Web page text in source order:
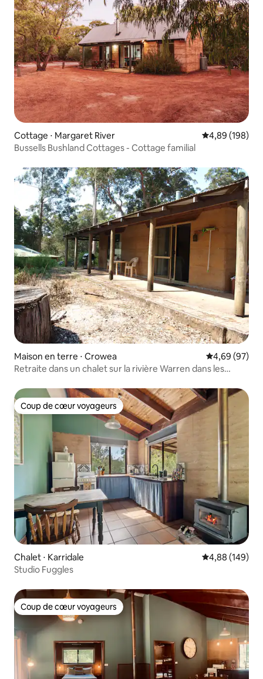
Cottage ⋅ Margaret River Évaluation
4,89 (198)
Bussells Bushland Cottages - Cottage familial
Maison en terre ⋅ Crowea Évaluation
4,69 (97)
Retraite dans un chalet sur la rivière Warren dans les
Coup de cœur voyageurs
Coup de cœur voyageurs
Chalet ⋅ Karridale Évaluation
4,88 (149)
Studio Fuggles
Coup de cœur voyageurs
Coup de cœur voyageurs